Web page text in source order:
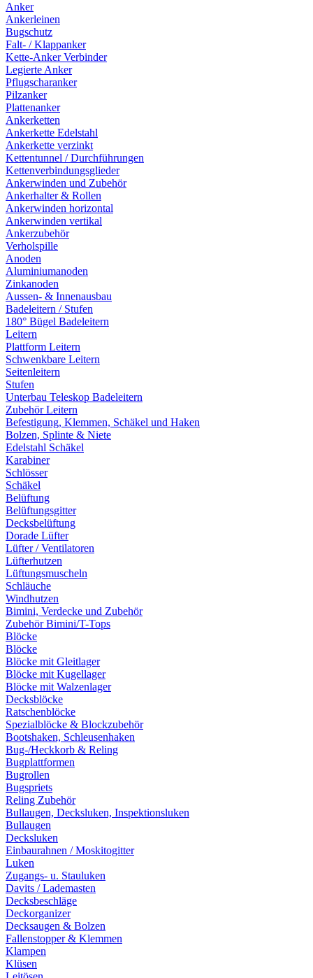
Anker
Ankerleinen
Bugschutz
Falt- / Klappanker
Kette-Anker Verbinder
Legierte Anker
Pflugscharanker
Pilzanker
Plattenanker
Ankerketten
Ankerkette Edelstahl
Ankerkette verzinkt
Kettentunnel / Durchführungen
Kettenverbindungsglieder
Ankerwinden und Zubehör
Ankerhalter & Rollen
Ankerwinden horizontal
Ankerwinden vertikal
Ankerzubehör
Verholspille
Anoden
Aluminiumanoden
Zinkanoden
Aussen- & Innenausbau
Badeleitern / Stufen
180° Bügel Badeleitern
Leitern
Plattform Leitern
Schwenkbare Leitern
Seitenleitern
Stufen
Unterbau Teleskop Badeleitern
Zubehör Leitern
Befestigung, Klemmen, Schäkel und Haken
Bolzen, Splinte & Niete
Edelstahl Schäkel
Karabiner
Schlösser
Schäkel
Belüftung
Belüftungsgitter
Decksbelüftung
Dorade Lüfter
Lüfter / Ventilatoren
Lüfterhutzen
Lüftungsmuscheln
Schläuche
Windhutzen
Bimini, Verdecke und Zubehör
Zubehör Bimini/T-Tops
Blöcke
Blöcke
Blöcke mit Gleitlager
Blöcke mit Kugellager
Blöcke mit Walzenlager
Decksblöcke
Ratschenblöcke
Spezialblöcke & Blockzubehör
Bootshaken, Schleusenhaken
Bug-/Heckkorb & Reling
Bugplattformen
Bugrollen
Bugspriets
Reling Zubehör
Bullaugen, Decksluken, Inspektionsluken
Bullaugen
Decksluken
Einbaurahnen / Moskitogitter
Luken
Zugangs- u. Stauluken
Davits / Lademasten
Decksbeschläge
Deckorganizer
Decksaugen & Bolzen
Fallenstopper & Klemmen
Klampen
Klüsen